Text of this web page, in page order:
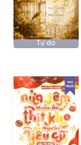
Tự do